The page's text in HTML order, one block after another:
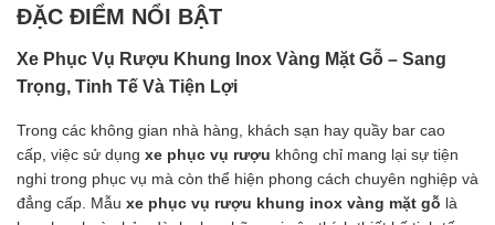
ĐẶC ĐIỂM NỔI BẬT
Xe Phục Vụ Rượu Khung Inox Vàng Mặt Gỗ – Sang
Trọng, Tinh Tế Và Tiện Lợi
Trong các không gian nhà hàng, khách sạn hay quầy bar cao
cấp, việc sử dụng xe phục vụ rượu không chỉ mang lại sự tiện
nghi trong phục vụ mà còn thể hiện phong cách chuyên nghiệp và
đẳng cấp. Mẫu xe phục vụ rượu khung inox vàng mặt gỗ là